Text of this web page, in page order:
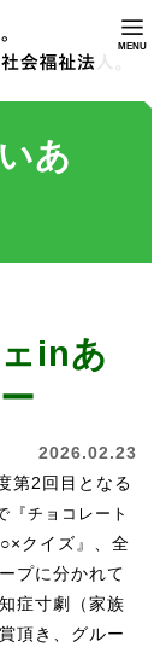
MENU
あ
inあ
2026.02.23
第2回目となる
『チョコレート
○×クイズ』、全
プに分かれて
症寸劇（家族
頂き、グルー